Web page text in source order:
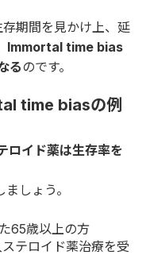
期間を見かけ上、延
Immortal time bias
るのです。
time biasの例
ロイド薬は生存率を
しょう。
65歳以上の方
テロイド薬治療を受